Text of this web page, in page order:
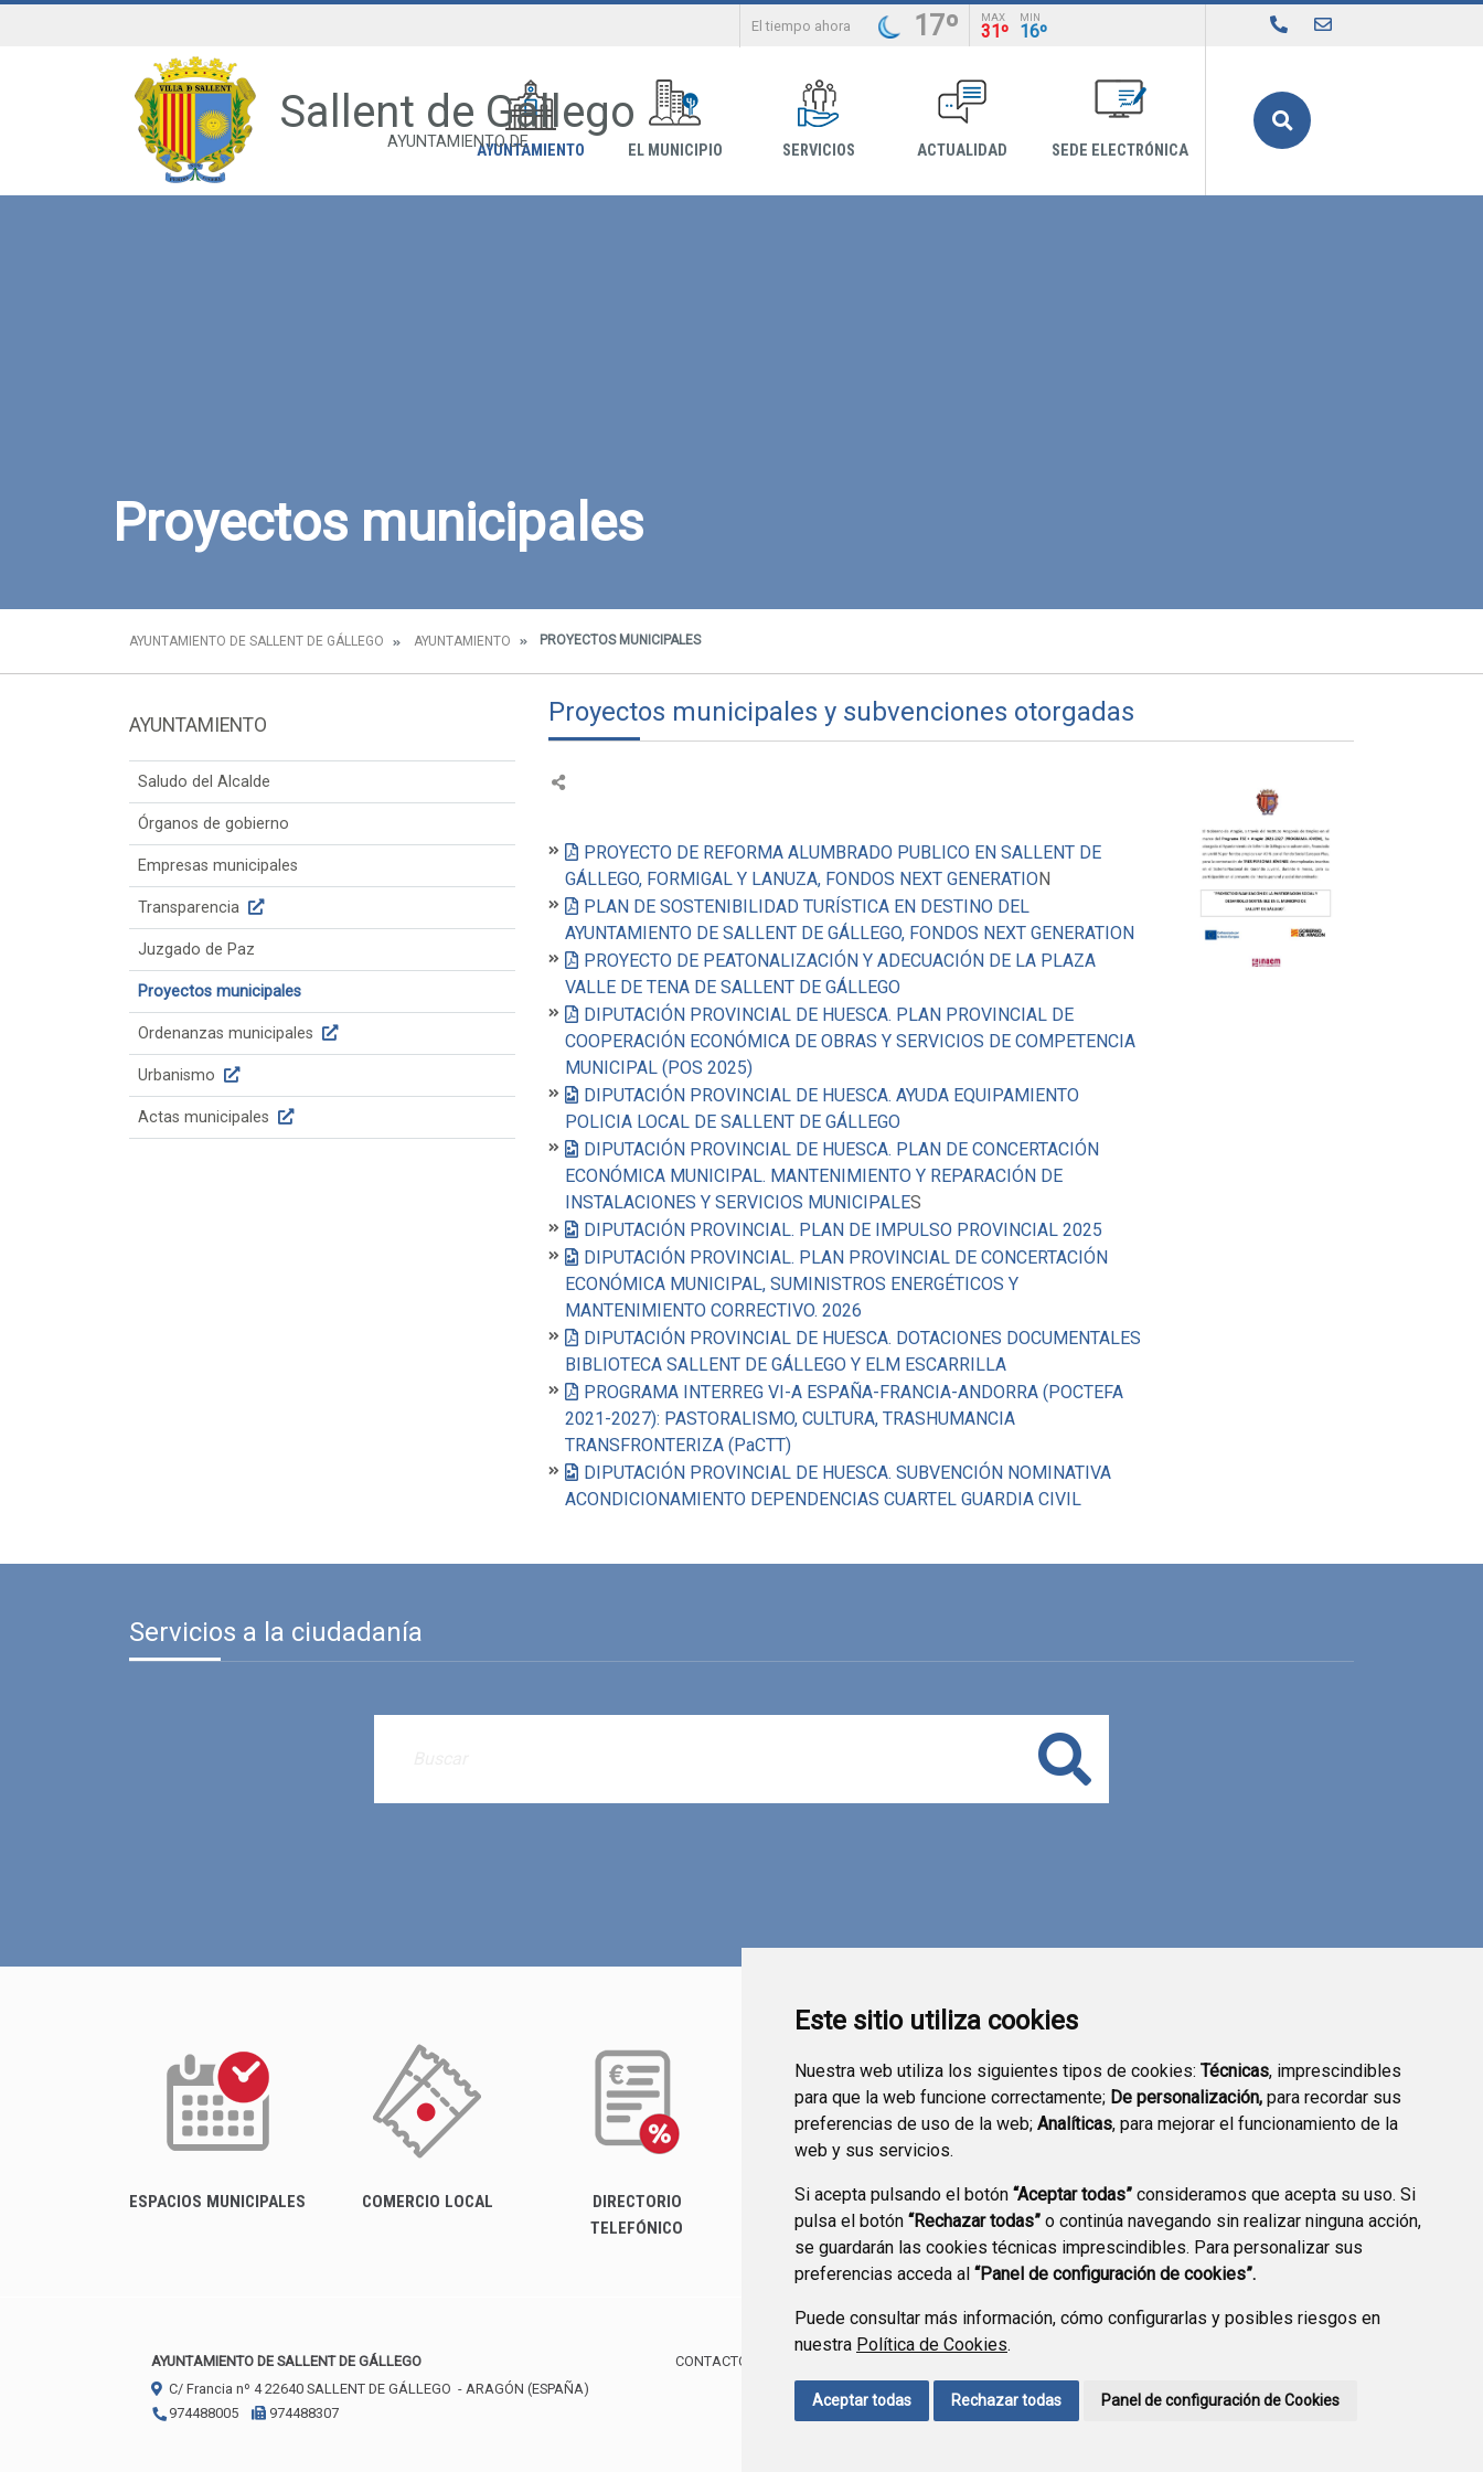
Este sitio utiliza cookies
Nuestra web utiliza los siguientes tipos de cookies: Técnicas, imprescindibles
para que la web funcione correctamente; De personalización, para recordar sus
preferencias de uso de la web; Analíticas, para mejorar el funcionamiento de la
web y sus servicios.
Si acepta pulsando el botón “Aceptar todas” consideramos que acepta su uso. Si
pulsa el botón “Rechazar todas” o continúa navegando sin realizar ninguna acción,
se guardarán las cookies técnicas imprescindibles. Para personalizar sus
preferencias acceda al “Panel de configuración de cookies”.
Puede consultar más información, cómo configurarlas y posibles riesgos en
nuestra Política de Cookies.
Aceptar todas Rechazar todas Panel de configuración de Cookies
El tiempo ahora 17º MAX
31º
MIN
16º
Sallent de Gállego
AYUNTAMIENTO DEAYUNTAMIENTO EL MUNICIPIO SERVICIOS ACTUALIDAD SEDE ELECTRÓNICA
Proyectos municipales
AYUNTAMIENTO DE SALLENT DE GÁLLEGO AYUNTAMIENTO PROYECTOS MUNICIPALES
AYUNTAMIENTO
Saludo del Alcalde
Órganos de gobierno
Empresas municipales
Transparencia
Juzgado de Paz
Proyectos municipales
Ordenanzas municipales
Urbanismo
Actas municipales
Proyectos municipales y subvenciones otorgadas
PROYECTO DE REFORMA ALUMBRADO PUBLICO EN SALLENT DE
GÁLLEGO, FORMIGAL Y LANUZA, FONDOS NEXT GENERATION
PLAN DE SOSTENIBILIDAD TURÍSTICA EN DESTINO DEL
AYUNTAMIENTO DE SALLENT DE GÁLLEGO, FONDOS NEXT GENERATION
PROYECTO DE PEATONALIZACIÓN Y ADECUACIÓN DE LA PLAZA
VALLE DE TENA DE SALLENT DE GÁLLEGO
DIPUTACIÓN PROVINCIAL DE HUESCA. PLAN PROVINCIAL DE
COOPERACIÓN ECONÓMICA DE OBRAS Y SERVICIOS DE COMPETENCIA
MUNICIPAL (POS 2025)
DIPUTACIÓN PROVINCIAL DE HUESCA. AYUDA EQUIPAMIENTO
POLICIA LOCAL DE SALLENT DE GÁLLEGO
DIPUTACIÓN PROVINCIAL DE HUESCA. PLAN DE CONCERTACIÓN
ECONÓMICA MUNICIPAL. MANTENIMIENTO Y REPARACIÓN DE
INSTALACIONES Y SERVICIOS MUNICIPALES
DIPUTACIÓN PROVINCIAL. PLAN DE IMPULSO PROVINCIAL 2025
DIPUTACIÓN PROVINCIAL. PLAN PROVINCIAL DE CONCERTACIÓN
ECONÓMICA MUNICIPAL, SUMINISTROS ENERGÉTICOS Y
MANTENIMIENTO CORRECTIVO. 2026
DIPUTACIÓN PROVINCIAL DE HUESCA. DOTACIONES DOCUMENTALES
BIBLIOTECA SALLENT DE GÁLLEGO Y ELM ESCARRILLA
PROGRAMA INTERREG VI-A ESPAÑA-FRANCIA-ANDORRA (POCTEFA
2021-2027): PASTORALISMO, CULTURA, TRASHUMANCIA
TRANSFRONTERIZA (PaCTT)
DIPUTACIÓN PROVINCIAL DE HUESCA. SUBVENCIÓN NOMINATIVA
ACONDICIONAMIENTO DEPENDENCIAS CUARTEL GUARDIA CIVIL
Servicios a la ciudadanía
Buscar
ESPACIOS MUNICIPALES COMERCIO LOCAL
DIRECTORIO
TELEFÓNICO
AYUNTAMIENTO DE SALLENT DE GÁLLEGO
C/ Francia nº 422640 SALLENT DE GÁLLEGO - ARAGÓN (ESPAÑA)
974488005
974488307
CONTACTO